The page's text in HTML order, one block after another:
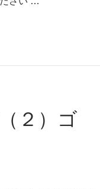
ギンたち
２）ゴ